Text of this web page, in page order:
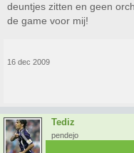
deuntjes zitten en geen
de game voor mij!
16 dec 2009
Tediz
pendejo